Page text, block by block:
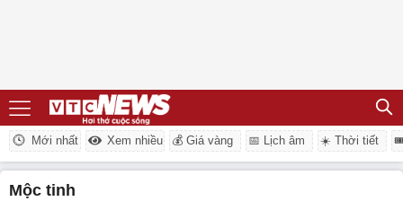
Mới nhất Xem nhiều 💰 Giá vàng 📅 Lịch âm ☀️ Thời tiết
mộc tinh